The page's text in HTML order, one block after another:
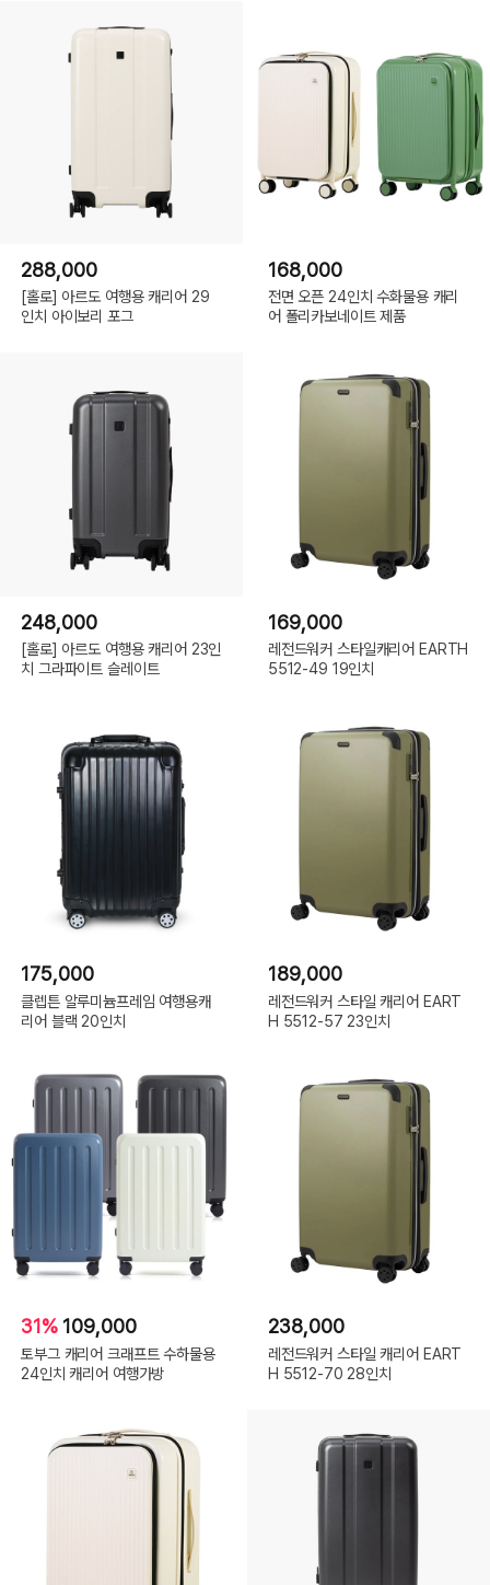
288,000
[홀로] 아르도 여행용 캐리어 29
인치 아이보리 포그
168,000
전면 오픈 24인치 수화물용 캐리
어 폴리카보네이트 제품
248,000
[홀로] 아르도 여행용 캐리어 23인
치 그라파이트 슬레이트
169,000
레전드워커 스타일캐리어 EARTH
5512-49 19인치
175,000
클렙튼 알루미늄프레임 여행용캐
리어 블랙 20인치
189,000
레전드워커 스타일 캐리어 EART
H 5512-57 23인치
31% 109,000
토부그 캐리어 크래프트 수하물용
24인치 캐리어 여행가방
238,000
레전드워커 스타일 캐리어 EART
H 5512-70 28인치